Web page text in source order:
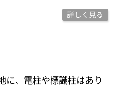
詳しく見る
に、電柱や標識柱はあり